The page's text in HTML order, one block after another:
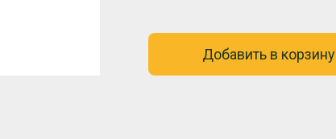
Добавить в корзину